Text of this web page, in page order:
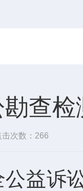
查
击次数：266
益诉